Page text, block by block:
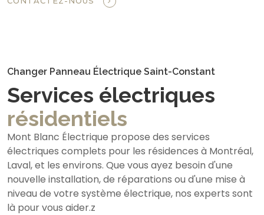
Changer Panneau Électrique Saint-Constant
Services électriques
résidentiels
Mont Blanc Électrique propose des services
électriques complets pour les résidences à Montréal,
Laval, et les environs. Que vous ayez besoin d'une
nouvelle installation, de réparations ou d'une mise à
niveau de votre système électrique, nos experts sont
là pour vous aider.z